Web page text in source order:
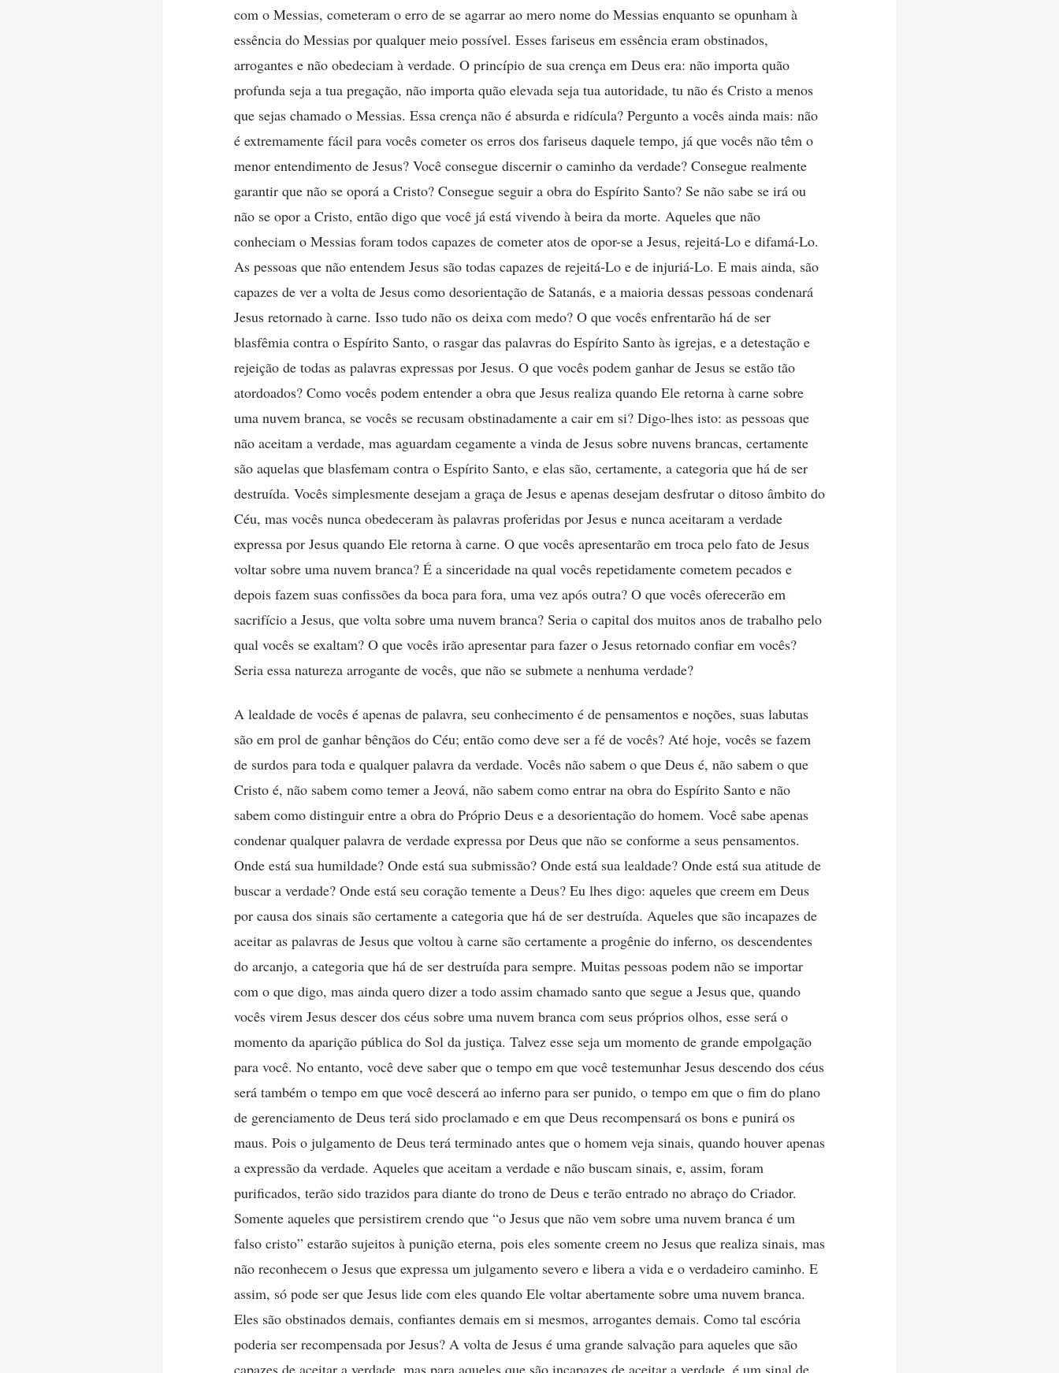
com o Messias, cometeram o erro de se agarrar ao mero nome do Messias enquanto se opunham à
essência do Messias por qualquer meio possível. Esses fariseus em essência eram obstinados,
arrogantes e não obedeciam à verdade. O princípio de sua crença em Deus era: não importa quão
profunda seja a tua pregação, não importa quão elevada seja tua autoridade, tu não és Cristo a menos
que sejas chamado o Messias. Essa crença não é absurda e ridícula? Pergunto a vocês ainda mais: não
é extremamente fácil para vocês cometer os erros dos fariseus daquele tempo, já que vocês não têm o
menor entendimento de Jesus? Você consegue discernir o caminho da verdade? Consegue realmente
garantir que não se oporá a Cristo? Consegue seguir a obra do Espírito Santo? Se não sabe se irá ou
não se opor a Cristo, então digo que você já está vivendo à beira da morte. Aqueles que não
conheciam o Messias foram todos capazes de cometer atos de opor-se a Jesus, rejeitá-Lo e difamá-Lo.
As pessoas que não entendem Jesus são todas capazes de rejeitá-Lo e de injuriá-Lo. E mais ainda, são
capazes de ver a volta de Jesus como desorientação de Satanás, e a maioria dessas pessoas condenará
Jesus retornado à carne. Isso tudo não os deixa com medo? O que vocês enfrentarão há de ser
blasfêmia contra o Espírito Santo, o rasgar das palavras do Espírito Santo às igrejas, e a detestação e
rejeição de todas as palavras expressas por Jesus. O que vocês podem ganhar de Jesus se estão tão
atordoados? Como vocês podem entender a obra que Jesus realiza quando Ele retorna à carne sobre
uma nuvem branca, se vocês se recusam obstinadamente a cair em si? Digo-lhes isto: as pessoas que
não aceitam a verdade, mas aguardam cegamente a vinda de Jesus sobre nuvens brancas, certamente
são aquelas que blasfemam contra o Espírito Santo, e elas são, certamente, a categoria que há de ser
destruída. Vocês simplesmente desejam a graça de Jesus e apenas desejam desfrutar o ditoso âmbito do
Céu, mas vocês nunca obedeceram às palavras proferidas por Jesus e nunca aceitaram a verdade
expressa por Jesus quando Ele retorna à carne. O que vocês apresentarão em troca pelo fato de Jesus
voltar sobre uma nuvem branca? É a sinceridade na qual vocês repetidamente cometem pecados e
depois fazem suas confissões da boca para fora, uma vez após outra? O que vocês oferecerão em
sacrifício a Jesus, que volta sobre uma nuvem branca? Seria o capital dos muitos anos de trabalho pelo
qual vocês se exaltam? O que vocês irão apresentar para fazer o Jesus retornado confiar em vocês?
Seria essa natureza arrogante de vocês, que não se submete a nenhuma verdade?
A lealdade de vocês é apenas de palavra, seu conhecimento é de pensamentos e noções, suas labutas
são em prol de ganhar bênçãos do Céu; então como deve ser a fé de vocês? Até hoje, vocês se fazem
de surdos para toda e qualquer palavra da verdade. Vocês não sabem o que Deus é, não sabem o que
Cristo é, não sabem como temer a Jeová, não sabem como entrar na obra do Espírito Santo e não
sabem como distinguir entre a obra do Próprio Deus e a desorientação do homem. Você sabe apenas
condenar qualquer palavra de verdade expressa por Deus que não se conforme a seus pensamentos.
Onde está sua humildade? Onde está sua submissão? Onde está sua lealdade? Onde está sua atitude de
buscar a verdade? Onde está seu coração temente a Deus? Eu lhes digo: aqueles que creem em Deus
por causa dos sinais são certamente a categoria que há de ser destruída. Aqueles que são incapazes de
aceitar as palavras de Jesus que voltou à carne são certamente a progênie do inferno, os descendentes
do arcanjo, a categoria que há de ser destruída para sempre. Muitas pessoas podem não se importar
com o que digo, mas ainda quero dizer a todo assim chamado santo que segue a Jesus que, quando
vocês virem Jesus descer dos céus sobre uma nuvem branca com seus próprios olhos, esse será o
momento da aparição pública do Sol da justiça. Talvez esse seja um momento de grande empolgação
para você. No entanto, você deve saber que o tempo em que você testemunhar Jesus descendo dos céus
será também o tempo em que você descerá ao inferno para ser punido, o tempo em que o fim do plano
de gerenciamento de Deus terá sido proclamado e em que Deus recompensará os bons e punirá os
maus. Pois o julgamento de Deus terá terminado antes que o homem veja sinais, quando houver apenas
a expressão da verdade. Aqueles que aceitam a verdade e não buscam sinais, e, assim, foram
purificados, terão sido trazidos para diante do trono de Deus e terão entrado no abraço do Criador.
Somente aqueles que persistirem crendo que “o Jesus que não vem sobre uma nuvem branca é um
falso cristo” estarão sujeitos à punição eterna, pois eles somente creem no Jesus que realiza sinais, mas
não reconhecem o Jesus que expressa um julgamento severo e libera a vida e o verdadeiro caminho. E
assim, só pode ser que Jesus lide com eles quando Ele voltar abertamente sobre uma nuvem branca.
Eles são obstinados demais, confiantes demais em si mesmos, arrogantes demais. Como tal escória
poderia ser recompensada por Jesus? A volta de Jesus é uma grande salvação para aqueles que são
capazes de aceitar a verdade, mas para aqueles que são incapazes de aceitar a verdade, é um sinal de